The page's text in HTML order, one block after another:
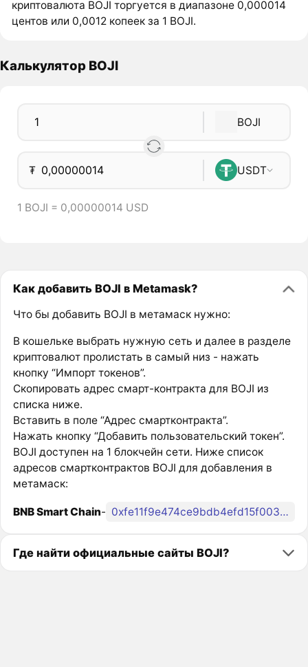
криптовалюта BOJI торгуется в диапазоне 0,000014
центов или 0,0012 копеек за 1 BOJI.
Калькулятор BOJI
BOJI
₮ USDT
1 BOJI = 0,00000014 USD
Как добавить BOJI в Metamask?
Что бы добавить BOJI в метамаск нужно:
В кошельке выбрать нужную сеть и далее в разделе
криптовалют пролистать в самый низ - нажать
кнопку “Импорт токенов”.
Скопировать адрес смарт-контракта для BOJI из
списка ниже.
Вставить в поле “Адрес смартконтракта”.
Нажать кнопку “Добавить пользовательский токен”.
BOJI доступен на 1 блокчейн сети. Ниже список
адресов смартконтрактов BOJI для добавления в
метамаск:
BNB Smart Chain- 0xfe11f9e474ce9bdb4efd15f0038634c70586fed0
Где найти официальные сайты BOJI?